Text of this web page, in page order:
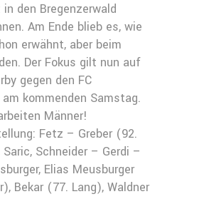
in den Bregenzerwald
Am Ende blieb es, wie
erwähnt, aber beim
Der Fokus gilt nun auf
gegen den FC
kommenden Samstag.
Männer!
Fetz – Greber (92.
Saric, Schneider – Gerdi –
Elias Meusburger
Bekar (77. Lang), Waldner